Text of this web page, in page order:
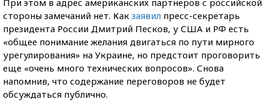
стороны замечаний нет. Как заявил пресс-секретарь
президента России Дмитрий Песков, у США и РФ есть
«общее понимание желания двигаться по пути мирного
урегулирования» на Украине, но предстоит проговорить
еще «очень много технических вопросов». Снова
напомнив, что содержание переговоров не будет
обсуждаться публично.